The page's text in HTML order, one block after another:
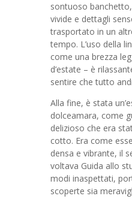
sontuoso
vivide e dettagli
trasportato in un
tempo. L’uso della
come una brezza
d’estate – è
sentire che tutto
Alla fine, è stata
dolceamara, come
delizioso che era
cotto. Era come
densa e vibrante, il
voltava Guida allo
modi inaspettati,
scoperte sia